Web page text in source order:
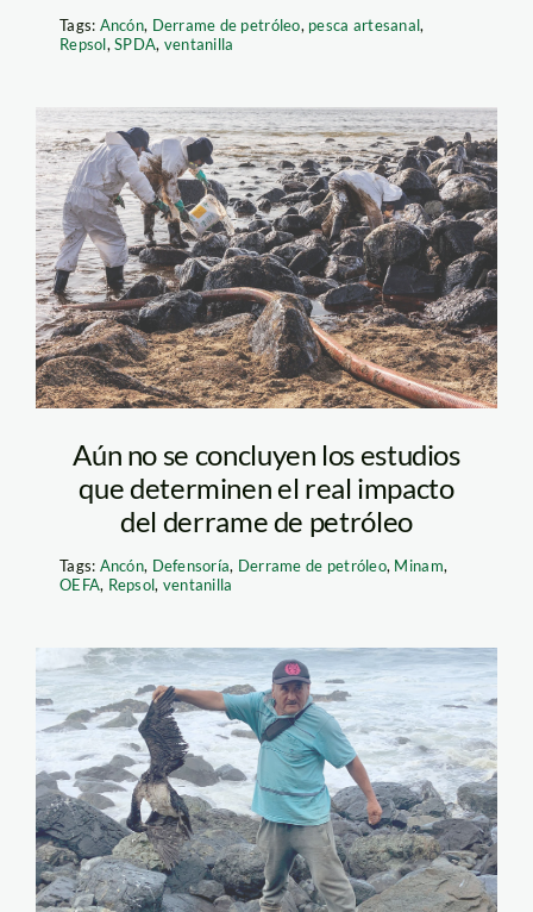
Tags: Ancón, Derrame de petróleo, pesca artesanal,
Repsol,SPDA, ventanilla
derrame-de-petroleo
—limpieza-en-playa-
pocitos—ancon—
diego-perez–spda
Aún no se concluyen los estudios
que determinen el real impacto
del derrame de petróleo
Tags: Ancón, Defensoría, Derrame de petróleo, Minam,
OEFA, Repsol, ventanilla
derrame-de-petroleo
—repsol—encerrona